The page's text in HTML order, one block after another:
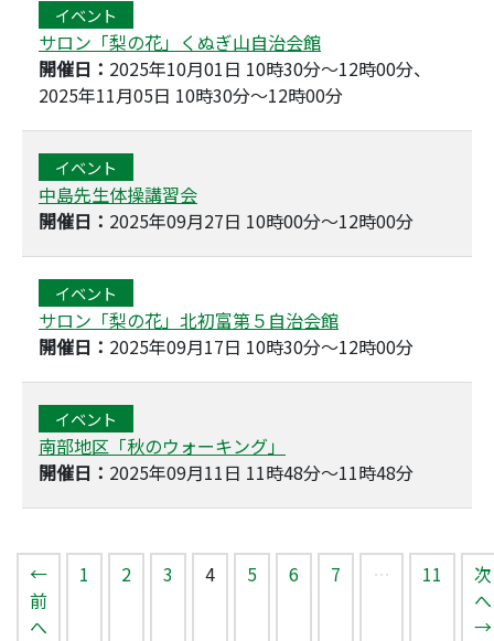
イベント
サロン「梨の花」くぬぎ山自治会館
開催日： 2025年10月01日 10時30分～12時00分、
2025年11月05日 10時30分～12時00分
イベント
中島先生体操講習会
開催日： 2025年09月27日 10時00分～12時00分
イベント
サロン「梨の花」北初富第５自治会館
開催日： 2025年09月17日 10時30分～12時00分
イベント
南部地区「秋のウォーキング」
開催日： 2025年09月11日 11時48分～11時48分
←
前
へ
1 2 3 4（このページ）
5 6 7 … 11
次
へ
→